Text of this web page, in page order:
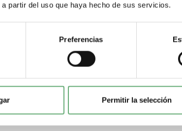
partir del uso que haya hecho de sus servicios.
Preferencias
Permitir la selección